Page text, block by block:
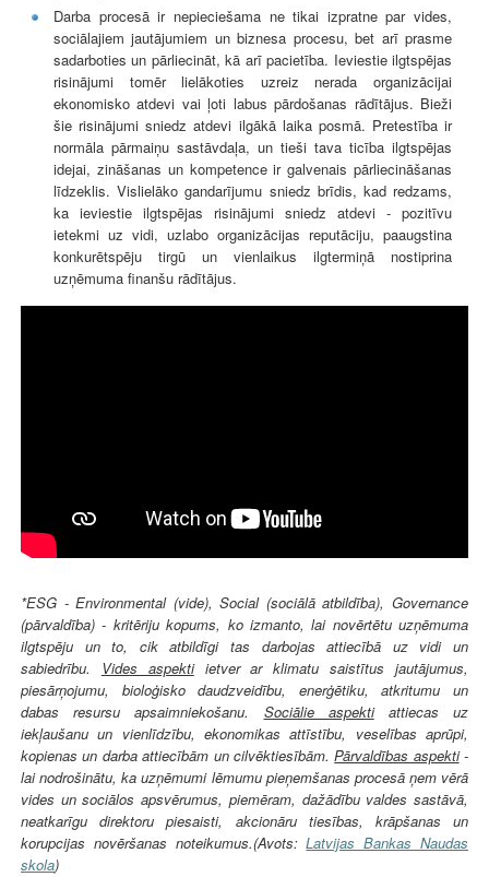
Darba procesā ir nepieciešama ne tikai izpratne par vides,
sociālajiem jautājumiem un biznesa procesu, bet arī prasme
sadarboties un pārliecināt, kā arī pacietība. Ieviestie ilgtspējas
risinājumi tomēr lielākoties uzreiz nerada organizācijai
ekonomisko atdevi vai ļoti labus pārdošanas rādītājus. Bieži
šie risinājumi sniedz atdevi ilgākā laika posmā. Pretestība ir
normāla pārmaiņu sastāvdaļa, un tieši tava ticība ilgtspējas
idejai, zināšanas un kompetence ir galvenais pārliecināšanas
līdzeklis. Vislielāko gandarījumu sniedz brīdis, kad redzams,
ka ieviestie ilgtspējas risinājumi sniedz atdevi - pozitīvu
ietekmi uz vidi, uzlabo organizācijas reputāciju, paaugstina
konkurētspēju tirgū un vienlaikus ilgtermiņā nostiprina
uzņēmuma finanšu rādītājus.
*ESG - Environmental (vide), Social (sociālā atbildība), Governance
(pārvaldība) - kritēriju kopums, ko izmanto, lai novērtētu uzņēmuma
ilgtspēju un to, cik atbildīgi tas darbojas attiecībā uz vidi un
sabiedrību.
Vides aspektiietver ar klimatu saistītus jautājumus,
piesārņojumu, bioloģisko daudzveidību, enerģētiku, atkritumu un
dabas resursu apsaimniekošanu. Sociālie aspektiattiecas uz
iekļaušanu un vienlīdzību, ekonomikas attīstību, veselības aprūpi,
kopienas un darba attiecībām un cilvēktiesībām.Pārvaldības aspekti-
lai nodrošinātu, ka uzņēmumi lēmumu pieņemšanas procesā ņem vērā
vides un sociālos apsvērumus, piemēram, dažādību valdes sastāvā,
neatkarīgu direktoru piesaisti, akcionāru tiesības, krāpšanas un
korupcijas novēršanas noteikumus.(Avots:Latvijas Bankas Naudas
skola)